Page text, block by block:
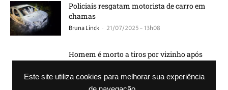
Este site utiliza cookies para melhorar sua experiência
Policiais resgatam motorista de carro em
chamas
Bruna Linck - 21/07/2025 - 13h08
Homem é morto a tiros por vizinho após
Redação FDS - 02/06/2024 - 15h58